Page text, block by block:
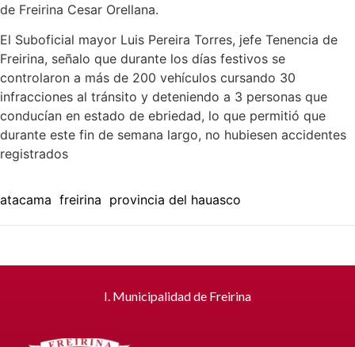
de Freirina Cesar Orellana.
El Suboficial mayor Luis Pereira Torres, jefe Tenencia de
Freirina, señalo que durante los días festivos se
controlaron a más de 200 vehículos cursando 30
infracciones al tránsito y deteniendo a 3 personas que
conducían en estado de ebriedad, lo que permitió que
durante este fin de semana largo, no hubiesen accidentes
registrados
atacama freirina provincia del hauasco
I. Municipalidad de Freirina